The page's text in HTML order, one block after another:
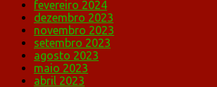
fevereiro 2024
dezembro 2023
novembro 2023
setembro 2023
agosto 2023
maio 2023
abril 2023